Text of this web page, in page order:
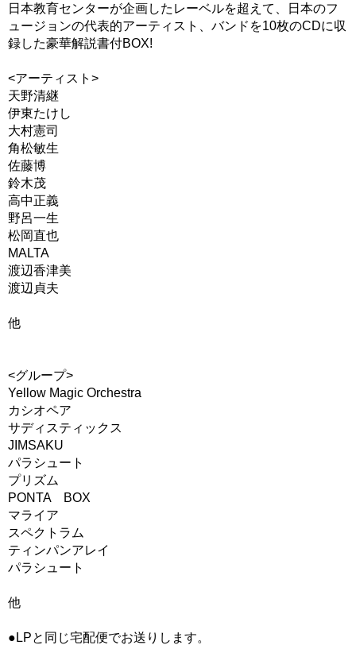
日本教育センターが企画したレーベルを超えて、日本のフ
ュージョンの代表的アーティスト、バンドを10枚のCDに収
録した豪華解説書付BOX!
<アーティスト>
天野清継
伊東たけし
大村憲司
角松敏生
佐藤博
鈴木茂
高中正義
野呂一生
松岡直也
MALTA
渡辺香津美
渡辺貞夫
他
<グループ>
Yellow Magic Orchestra
カシオペア
サディスティックス
JIMSAKU
パラシュート
プリズム
PONTA BOX
マライア
スペクトラム
ティンパンアレイ
パラシュート
他
●LPと同じ宅配便でお送りします。